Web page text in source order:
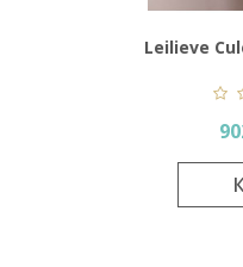
Leilieve
taglio